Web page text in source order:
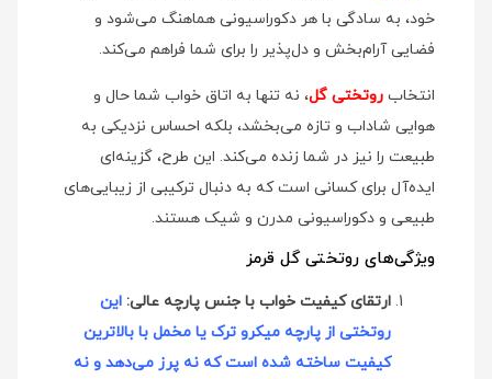
خود، به سادگی با هر دکوراسیونی هماهنگ می‌شود و
فضایی آرام‌بخش و دل‌پذیر را برای شما فراهم می‌کند.
انتخاب روتختی گل، نه تنها به اتاق خواب شما حال و
هوایی شاداب و تازه می‌بخشد، بلکه احساس نزدیکی به
طبیعت را نیز در شما زنده می‌کند. این طرح، گزینه‌ای
ایده‌آل برای کسانی است که به دنبال ترکیبی از زیبایی‌های
طبیعی و دکوراسیونی مدرن و شیک هستند.
ویژگی‌های روتختی گل قرمز
ارتقای کیفیت خواب با جنس پارچه عالی: این
روتختی از پارچه میکرو ترک یا مخمل با بالاترین
کیفیت ساخته شده است که نه پرز می‌دهد و نه